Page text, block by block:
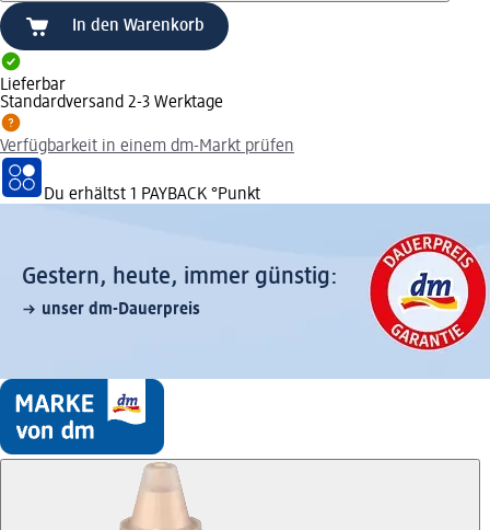
In den Warenkorb
Lieferbar
Standardversand 2-3 Werktage
Verfügbarkeit in einem dm-Markt prüfen
Du erhältst 1 PAYBACK °Punkt
Gestern, heute, immer günstig:
unser dm-Dauerpreis